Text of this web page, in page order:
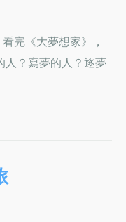
看完《大夢想家》，
人？寫夢的人？逐夢